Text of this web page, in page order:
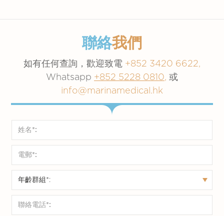
聯絡我們
如有任何查詢，歡迎致電 +852 3420 6622,
Whatsapp +852 5228 0810, 或
info@marinamedical.hk